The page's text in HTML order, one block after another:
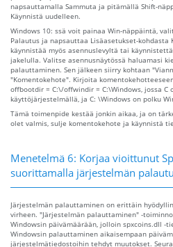
napsauttamalla Sammuta ja pitämällä Shift-
Käynnistä uudelleen.
Windows 10: ssä voit painaa Win-näppäintä,
Palautus ja napsauttaa Lisäasetukset-
käynnistää myös asennuslevyltä tai
jakelulla. Valitse asennusnäytössä haluamasi
palauttaminen. Sen jälkeen siirry kohtaan
"Komentokehote". Kirjoita
offbootdir = C:\/offwindir = C:\Windows, jossa C
käyttöjärjestelmällä, ja C: \Windows on polku
Tämä toimenpide kestää jonkin aikaa, ja on
olet valmis, sulje komentokehote ja käynnistä
Menetelmä 6: Korjaa vioittunut
suorittamalla järjestelmän
Järjestelmän palauttaminen on erittäin
virheen. "Järjestelmän palauttaminen" -
Windowsin päivämäärään, jolloin spxcoins.dll -
Windowsin palauttaminen aikaisempaan
järjestelmätiedostoihin tehdyt muutokset.